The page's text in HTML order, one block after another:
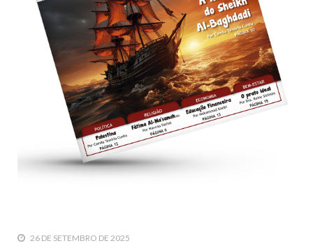
(A.S.), conhecido por “Zein Al-Ábidin” (Formosura
NOTÍCIAS
3 DE JULHO DE 2014
Centro Islâmico no Brasil recebe o ex-
ministro das Relações Exteriores da
República Islâmica do Irã
Na noite da quinta-feira, 03 de Abril, o Centro Islâmico no
Brasil recebeu em sua sede, em São Paulo, o ex-ministro das
Relações Exteriores da República Islâmica do Irã, Sr. Kamal
Kharrazi, que encontra-se visitando
26 DE SETEMBRO DE 2025